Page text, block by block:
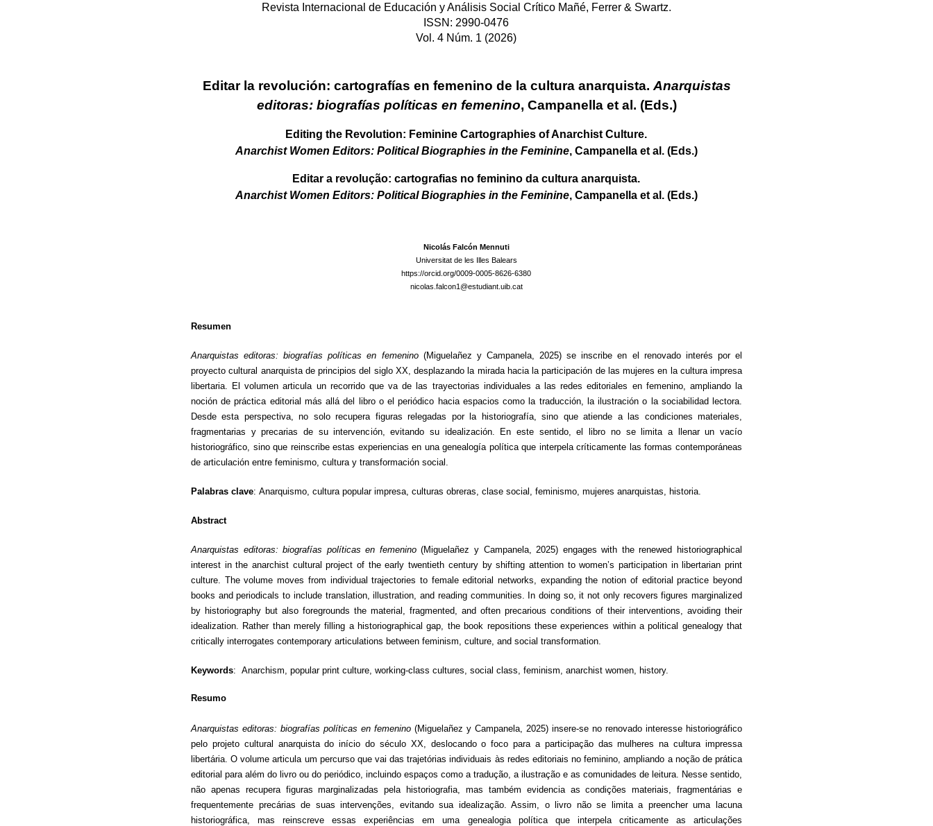
Revista Internacional de Educación y Análisis Social Crítico Mañé, Ferrer & Swartz.
ISSN: 2990-0476
Vol. 4 Núm. 1 (2026)
Editar la revolución: cartografías en femenino de la cultura anarquista. Anarquistas
editoras: biografías políticas en femenino, Campanella et al. (Eds.)
Editing the Revolution: Feminine Cartographies of Anarchist Culture.
Anarchist Women Editors: Political Biographies in the Feminine, Campanella et al. (Eds.)
Editar a revolução: cartografias no feminino da cultura anarquista.
Anarchist Women Editors: Political Biographies in the Feminine, Campanella et al. (Eds.)
Nicolás Falcón Mennuti
Universitat de les Illes Balears
https://orcid.org/0009-0005-8626-6380
nicolas.falcon1@estudiant.uib.cat
Resumen
Anarquistas editoras: biografías políticas en femenino (Miguelañez y Campanela, 2025) se inscribe en el renovado interés por el
proyecto cultural anarquista de principios del siglo XX, desplazando la mirada hacia la participación de las mujeres en la cultura impresa
libertaria. El volumen articula un recorrido que va de las trayectorias individuales a las redes editoriales en femenino, ampliando la
noción de práctica editorial más allá del libro o el periódico hacia espacios como la traducción, la ilustración o la sociabilidad lectora.
Desde esta perspectiva, no solo recupera figuras relegadas por la historiografía, sino que atiende a las condiciones materiales,
fragmentarias y precarias de su intervención, evitando su idealización. En este sentido, el libro no se limita a llenar un vacío
historiográfico, sino que reinscribe estas experiencias en una genealogía política que interpela críticamente las formas contemporáneas
de articulación entre feminismo, cultura y transformación social.
Palabras clave: Anarquismo, cultura popular impresa, culturas obreras, clase social, feminismo, mujeres anarquistas, historia.
Abstract
Anarquistas editoras: biografías políticas en femenino(Miguelañez y Campanela, 2025) engages with the renewed historiographical
interest in the anarchist cultural project of the early twentieth century by shifting attention to women’s participation in libertarian print
culture. The volume moves from individual trajectories to female editorial networks, expanding the notion of editorial practice beyond
books and periodicals to include translation, illustration, and reading communities. In doing so, it not only recovers figures marginalized
by historiography but also foregrounds the material, fragmented, and often precarious conditions of their interventions, avoiding their
idealization. Rather than merely filling a historiographical gap, the book repositions these experiences within a political genealogy that
critically interrogates contemporary articulations between feminism, culture, and social transformation.
Keywords: Anarchism, popular print culture, working-class cultures, social class, feminism, anarchist women, history.
Resumo
Anarquistas editoras: biografías políticas en femenino (Miguelañez y Campanela, 2025) insere-se no renovado interesse historiográfico
pelo projeto cultural anarquista do início do século XX, deslocando o foco para a participação das mulheres na cultura impressa
libertária. O volume articula um percurso que vai das trajetórias individuais às redes editoriais no feminino, ampliando a noção de prática
editorial para além do livro ou do periódico, incluindo espaços como a tradução, a ilustração e as comunidades de leitura. Nesse sentido,
não apenas recupera figuras marginalizadas pela historiografia, mas também evidencia as condições materiais, fragmentárias e
frequentemente precárias de suas intervenções, evitando sua idealização. Assim, o livro não se limita a preencher uma lacuna
historiográfica, mas reinscreve essas experiências em uma genealogia política que interpela criticamente as articulações